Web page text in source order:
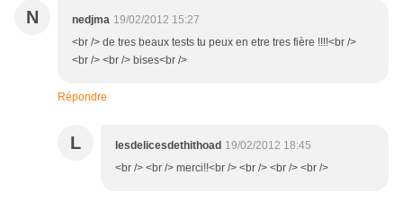
N nedjma 19/02/2012 15:27
<br /> de tres beaux tests tu peux en etre tres fière !!!!<br />
<br /> <br /> bises<br />
Répondre
L lesdelicesdethithoad 19/02/2012 18:45
<br /> <br /> merci!!<br /> <br /> <br /> <br />